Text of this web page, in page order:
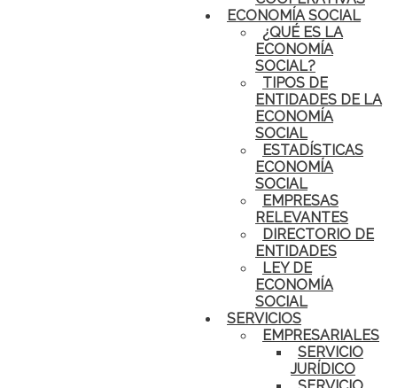
ECONOMÍA SOCIAL
¿QUÉ ES LA
ECONOMÍA
SOCIAL?
TIPOS DE
ENTIDADES DE LA
ECONOMÍA
SOCIAL
ESTADÍSTICAS
ECONOMÍA
SOCIAL
EMPRESAS
RELEVANTES
DIRECTORIO DE
ENTIDADES
LEY DE
ECONOMÍA
SOCIAL
SERVICIOS
EMPRESARIALES
SERVICIO
JURÍDICO